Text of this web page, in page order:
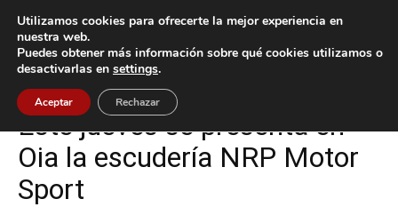
Inicio Deportes
Deportes Oia
Este jueves se presenta en
Oia la escudería NRP Motor
Sport
Utilizamos cookies para ofrecerte la mejor experiencia en
nuestra web.
Puedes obtener más información sobre qué cookies utilizamos o
desactivarlas en settings.
Aceptar Rechazar